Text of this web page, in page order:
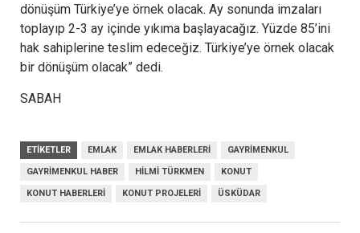
dönüşüm Türkiye’ye örnek olacak. Ay sonunda imzaları
toplayıp 2-3 ay içinde yıkıma başlayacağız. Yüzde 85’ini
hak sahiplerine teslim edeceğiz. Türkiye’ye örnek olacak
bir dönüşüm olacak” dedi.
SABAH
ETIKETLER EMLAK EMLAK HABERLERI GAYRIMENKUL
GAYRIMENKUL HABER HILMI TÜRKMEN KONUT
KONUT HABERLERI KONUT PROJELERI ÜSKÜDAR